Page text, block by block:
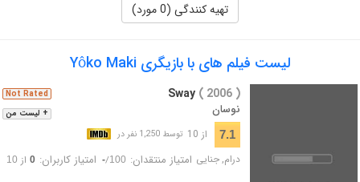
تهیه کنندگی (0 مورد)
لیست فیلم های با بازیگری Yôko Maki
+ لیست من
Not Rated Sway ( 2006 )
نوسان
7.1 از 10 توسط 1,250 نفر در
درام,جنایی امتیاز منتقدان: -/100 امتیاز کاربران: 0از 10